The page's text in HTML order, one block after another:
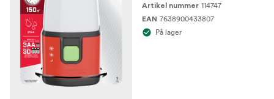
Artikel nummer 114747
EAN 7638900433807
På lager